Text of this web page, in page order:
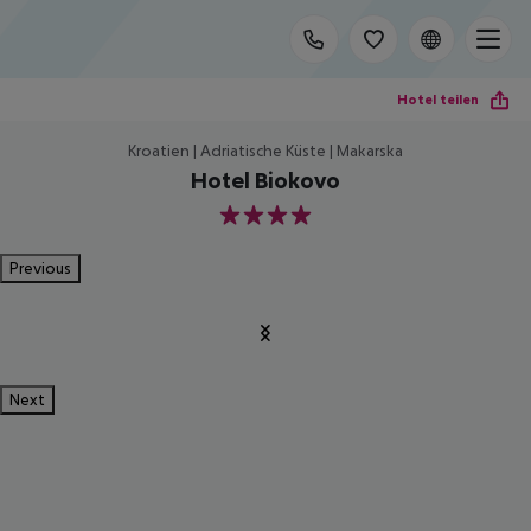
Hotel teilen
Kroatien | Adriatische Küste | Makarska
Hotel Biokovo
4
Previous
Next